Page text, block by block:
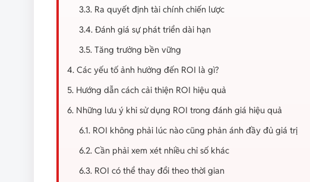
3.3. Ra quyết định tài chính chiến lược
3.4. Đánh giá sự phát triển dài hạn
3.5. Tăng trưởng bền vững
4. Các yếu tố ảnh hưởng đến ROI là gì?
5. Hướng dẫn cách cải thiện ROI hiệu quả
6. Những lưu ý khi sử dụng ROI trong đánh giá hiệu quả
6.1. ROI không phải lúc nào cũng phản ánh đầy đủ giá trị
6.2. Cần phải xem xét nhiều chỉ số khác
6.3. ROI có thể thay đổi theo thời gian